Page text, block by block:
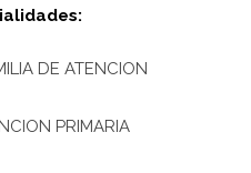
DE ATENCION
PRIMARIA